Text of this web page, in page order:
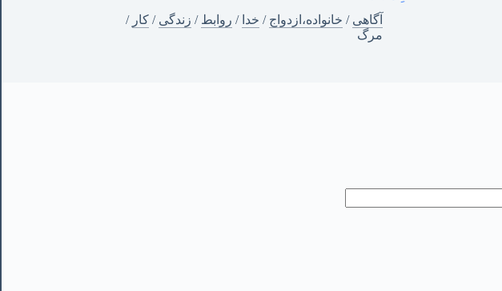
آگاهی / خانواده،ازدواج / خدا / روابط / زندگی / کار /
مرگ